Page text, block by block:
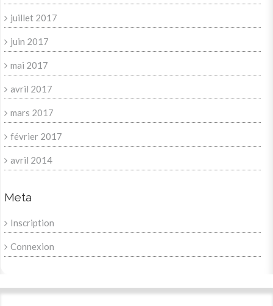
juillet 2017
juin 2017
mai 2017
avril 2017
mars 2017
février 2017
avril 2014
Meta
Inscription
Connexion